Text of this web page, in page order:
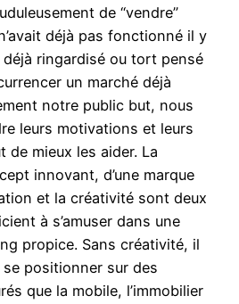
de “vendre”
déjà pas fonctionné il y
ringardisé ou tort pensé
un marché déjà
notre public but, nous
leurs motivations et leurs
de mieux les aider. La
innovant, d’une marque
et la créativité sont deux
à s’amuser dans une
propice. Sans créativité, il
positionner sur des
que la mobile, l’immobilier